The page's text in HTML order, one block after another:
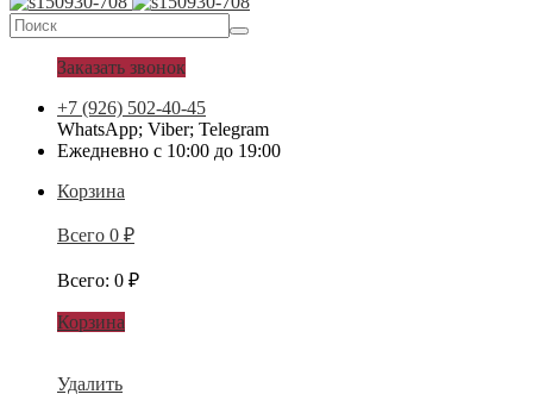
Заказать звонок
+7 (926) 502-40-45
WhatsApp; Viber; Telegram
Ежедневно с 10:00 до 19:00
Корзина
Всего 0 ₽
Всего: 0 ₽
Корзина
Удалить